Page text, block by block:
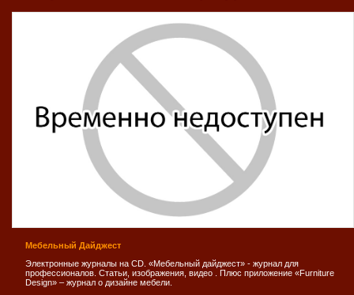
Мебельный Дайджест
Электронные журналы на CD. «Мебельный дайджест» - журнал для
профессионалов. Статьи, изображения, видео . Плюс приложение «Furniture
Design» – журнал о дизайне мебели.